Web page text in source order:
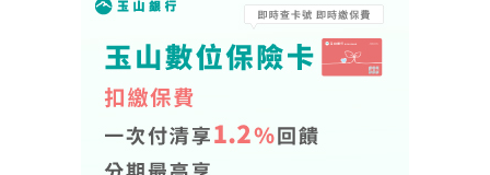
⚽醫療實支保證續保；額度至少30萬起跳
⚾重大傷病第一年和慢性精神病、免疫系統不打折
🥎癌症一次金至少各100萬起跳
3. 恭喜妳生寶寶囉! 祝妳和寶寶身體健康! 祝休養順利!